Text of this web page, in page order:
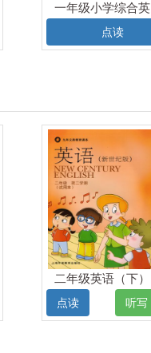
一年级小学综合英
语（上）电子课本
点读
二年级英语（下）
电子课本
点读 听写